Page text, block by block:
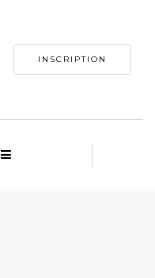
INSCRIPTION